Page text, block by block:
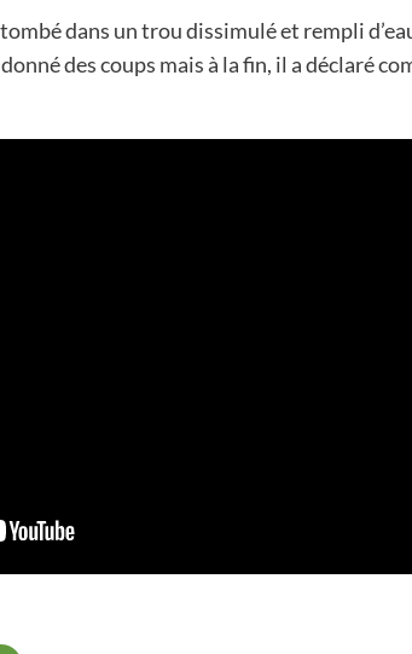
dans un trou dissimulé et rempli
des coups mais à la fin, il a déclaré